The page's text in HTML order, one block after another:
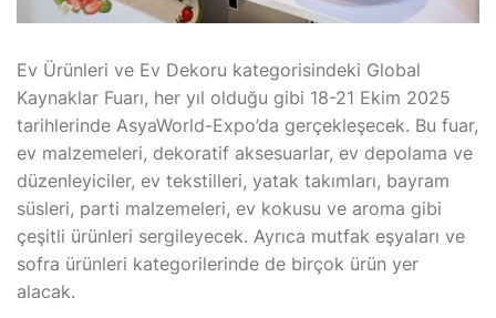
Ev Ürünleri ve Ev Dekoru kategorisindeki Global
Kaynaklar Fuarı, her yıl olduğu gibi 18-21 Ekim 2025
tarihlerinde AsyaWorld-Expo’da gerçekleşecek. Bu fuar,
ev malzemeleri, dekoratif aksesuarlar, ev depolama ve
düzenleyiciler, ev tekstilleri, yatak takımları, bayram
süsleri, parti malzemeleri, ev kokusu ve aroma gibi
çeşitli ürünleri sergileyecek. Ayrıca mutfak eşyaları ve
sofra ürünleri kategorilerinde de birçok ürün yer
alacak.